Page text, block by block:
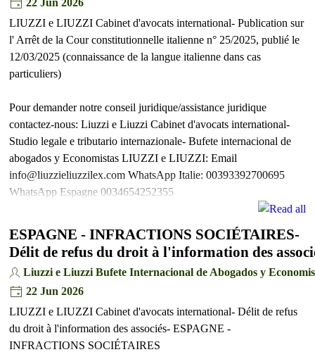
LIUZZI e LIUZZI Cabinet d'avocats international- Publication sur
l' Arrêt de la Cour constitutionnelle italienne n° 25/2025, publié le
12/03/2025 (connaissance de la langue italienne dans cas
particuliers)
Pour demander notre conseil juridique/assistance juridique
contactez-nous: Liuzzi e Liuzzi Cabinet d'avocats international-
Studio legale e tributario internazionale- Bufete internacional de
abogados y Economistas LIUZZI e LIUZZI: Email
info@liuzzieliuzzilex.com WhatsApp Italie: 00393392700695
WhatsApp Espagne 0034654252355
ESPAGNE - INFRACTIONS SOCIÉTAIRES-
Délit de refus du droit à l'information des
Liuzzi e Liuzzi Bufete Internacional de Abogados y
22 Jun 2026
LIUZZI e LIUZZI Cabinet d'avocats international- Délit de refus
du droit à l'information des associés- ESPAGNE -
INFRACTIONS SOCIÉTAIRES